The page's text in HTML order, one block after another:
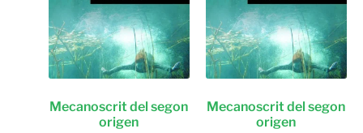
Mecanoscrit del segon
origen
Mecanoscrit del segon
origen